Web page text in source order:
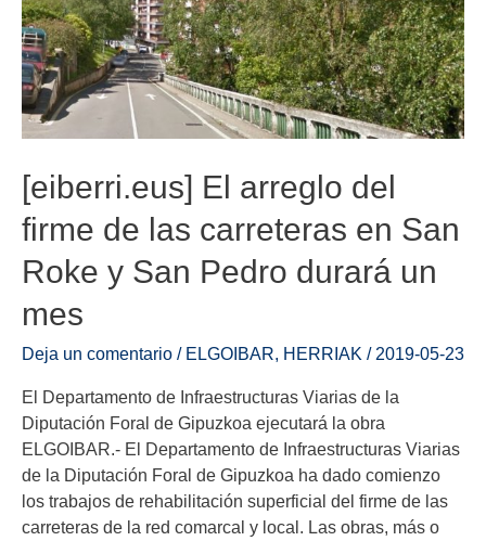
[eiberri.eus] El arreglo del
firme de las carreteras en San
Roke y San Pedro durará un
mes
Deja un comentario / ELGOIBAR, HERRIAK / 2019-05-23
El Departamento de Infraestructuras Viarias de la
Diputación Foral de Gipuzkoa ejecutará la obra
ELGOIBAR.- El Departamento de Infraestructuras Viarias
de la Diputación Foral de Gipuzkoa ha dado comienzo
los trabajos de rehabilitación superficial del firme de las
carreteras de la red comarcal y local. Las obras, más o